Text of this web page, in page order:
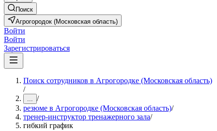
Поиск
Агрогородок (Московская область)
Войти
Войти
Зарегистрироваться
Поиск сотрудников в Агрогородке (Московская область)
/
... /
резюме в Агрогородке (Московская область)/
тренер-инструктор тренажерного зала/
гибкий график